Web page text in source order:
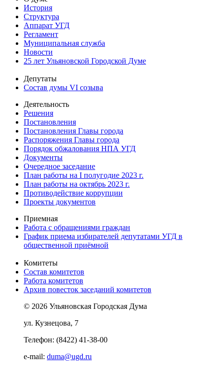
История
Структура
Аппарат УГД
Регламент
Муниципальная служба
Новости
25 лет Ульяновской Городской Думе
Депутаты
Состав думы VI созыва
Деятельность
Решения
Постановления
Постановления Главы города
Распоряжения Главы города
Порядок обжалования НПА УГД
Документы
Очередное заседание
План работы на I полугодие 2023 г.
План работы на октябрь 2023 г.
Противодействие коррупции
Проекты документов
Приемная
Работа с обращениями граждан
График приема избирателей депутатами УГД в
общественной приёмной
Комитеты
Состав комитетов
Работа комитетов
Архив повесток заседаний комитетов
© 2026 Ульяновская Городская Дума
ул. Кузнецова, 7
Телефон: (8422) 41-38-00
e-mail: duma@ugd.ru